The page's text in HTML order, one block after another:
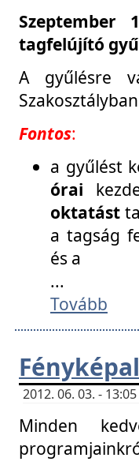
Szeptember
tagfelújító
A gyűlésre
Fontos:
a gyűlést
órai
oktatást
a tagság
és a
...
Tovább
2012. 06. 03. -
Minden